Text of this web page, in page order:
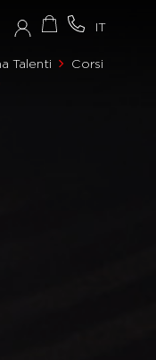
Talenti
Corsi